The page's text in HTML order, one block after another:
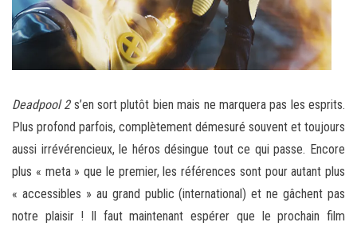
Deadpool 2s’en sort plutôt bien mais ne marquera pas les esprits.
Plus profond parfois, complètement démesuré souvent et toujours
aussi irrévérencieux, le héros désingue tout ce qui passe. Encore
plus « meta » que le premier, les références sont pour autant plus
« accessibles » au grand public (international) et ne gâchent pas
notre plaisir ! Il faut maintenant espérer que le prochain film